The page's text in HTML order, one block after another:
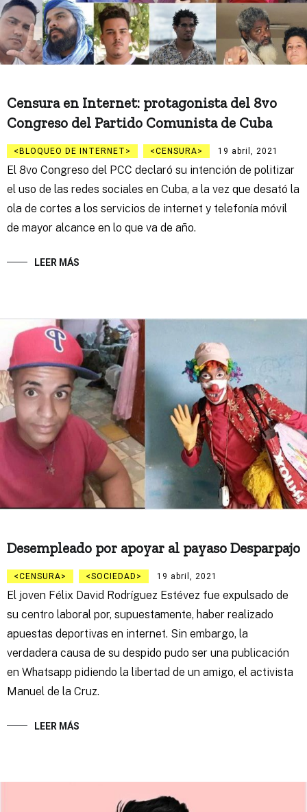
Censura en Internet: protagonista del 8vo
Congreso del Partido Comunista de Cuba
BLOQUEO DE INTERNET CENSURA 19 abril, 2021
El 8vo Congreso del PCC declaró su intención de politizar
el uso de las redes sociales en Cuba, a la vez que desató la
ola de cortes a los servicios de internet y telefonía móvil
de mayor alcance en lo que va de año.
LEER MÁS
Desempleado por apoyar al payaso Desparpajo
CENSURA SOCIEDAD 19 abril, 2021
El joven Félix David Rodríguez Estévez fue expulsado de
su centro laboral por, supuestamente, haber realizado
apuestas deportivas en internet. Sin embargo, la
verdadera causa de su despido pudo ser una publicación
en Whatsapp pidiendo la libertad de un amigo, el activista
Manuel de la Cruz.
LEER MÁS